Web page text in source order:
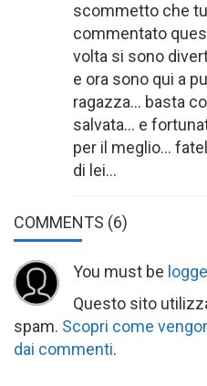
scommetto che
commentato
volta si sono
e ora sono qui a
ragazza… basta
salvata… e
per il meglio…
di lei…
COMMENTS (6)
You must be
Questo sito
spam. Scopri come
dai commenti.